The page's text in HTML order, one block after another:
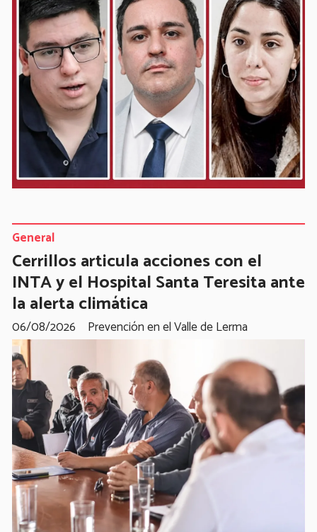
Cerrillos articula acciones con el
INTA y el Hospital Santa Teresita ante
la alerta climática
Prevención en el Valle de Lerma
General
06/08/2026